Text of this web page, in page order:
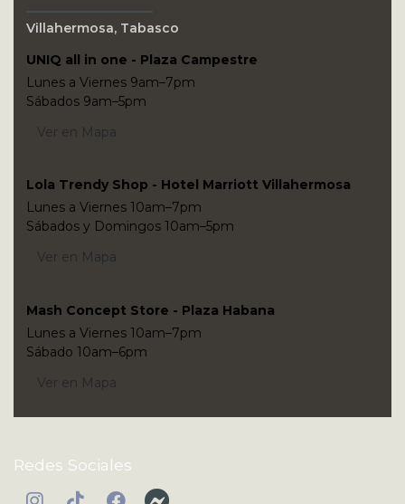
Villahermosa, Tabasco
UNIQ all in one - Plaza Campestre
Lunes a Viernes 9am–7pm
Sábados 9am–5pm
Ver en Mapa
Lola Trendy Shop - Hotel Marriott Villahermosa
Lunes a Viernes 10am–7pm
Sábados y Domingos 10am–5pm
Ver en Mapa
Mash Concept Store - Plaza Habana
Lunes a Viernes 10am–7pm
Sábado 10am–6pm
Ver en Mapa
Redes Sociales